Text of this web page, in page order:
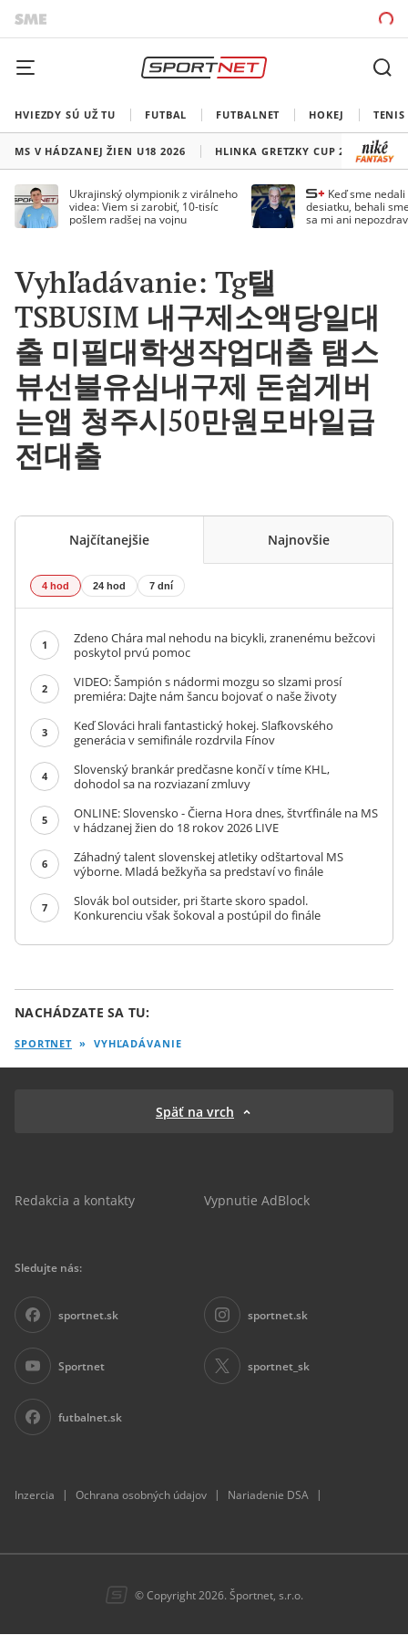
HVIEZDY SÚ UŽ TU FUTBAL FUTBALNET HOKEJ TENIS
MS V HÁDZANEJ ŽIEN U18 2026 HLINKA GRETZKY CUP 2026
Ukrajinský olympionik z virálneho
videa: Viem si zarobiť, 10-tisíc
pošlem radšej na vojnu
Keď sme
desiatku, behali
sa mi ani
Vyhľadávanie: Tg탤
TSBUSIM 내구제소액당일대
출 미필대학생작업대출 탬스
뷰선불유심내구제 돈쉽게버
는앱 청주시50만원모바일급
전대출
Najčítanejšie Najnovšie
4 hod 24 hod 7 dní
1
Zdeno Chára mal nehodu na bicykli, zranenému bežcovi
poskytol prvú pomoc
2
VIDEO: Šampión s nádormi mozgu so slzami prosí
premiéra: Dajte nám šancu bojovať o naše životy
3
Keď Slováci hrali fantastický hokej. Slafkovského
generácia v semifinále rozdrvila Fínov
4
Slovenský brankár predčasne končí v tíme KHL,
dohodol sa na rozviazaní zmluvy
5
ONLINE: Slovensko - Čierna Hora dnes, štvrťfinále na MS
v hádzanej žien do 18 rokov 2026 LIVE
6
Záhadný talent slovenskej atletiky odštartoval MS
výborne. Mladá bežkyňa sa predstaví vo finále
7
Slovák bol outsider, pri štarte skoro spadol.
Konkurenciu však šokoval a postúpil do finále
NACHÁDZATE SA TU:
SPORTNET » VYHĽADÁVANIE
Späť na vrch
Redakcia a kontakty Vypnutie AdBlock
Sledujte nás:
sportnet.sk sportnet.sk
Sportnet sportnet_sk
futbalnet.sk
Inzercia | Ochrana osobných údajov | Nariadenie DSA |
© Copyright 2026. Športnet, s.r.o.